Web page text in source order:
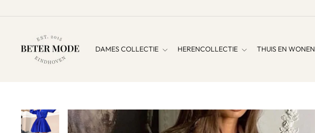
DAMES COLLECTIE HERENCOLLECTIE THUIS EN WONEN